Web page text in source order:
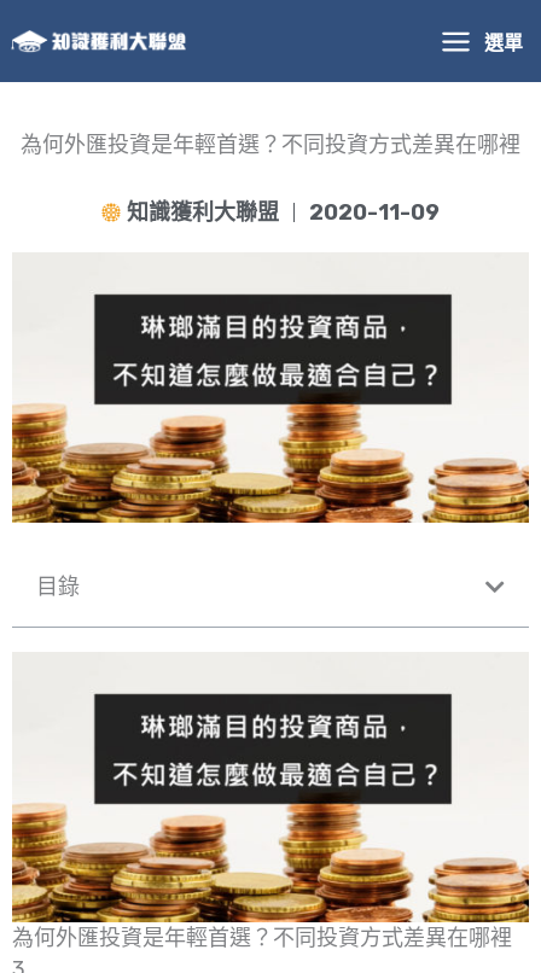
至
主
選單
為何外匯投資是年輕首選？不同投資方式差異在哪裡
知識獲利大聯盟 2020-11-09
目錄
為何外匯投資是年輕首選？不同投資方式差異在哪裡